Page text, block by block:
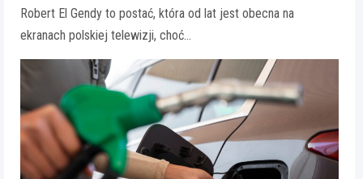
Robert El Gendy to postać, która od lat jest obecna na
ekranach polskiej telewizji, choć…